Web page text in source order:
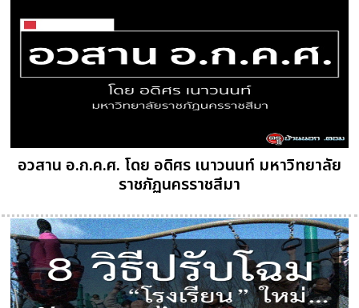
อวสาน อ.ก.ค.ศ. โดย อดิศร เนาวนนท์ มหาวิทยาลัย
ราชภัฏนครราชสีมา